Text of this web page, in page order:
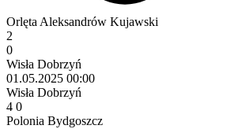
Orlęta Aleksandrów Kujawski
2
0
Wisła Dobrzyń
01.05.2025 00:00
Wisła Dobrzyń
4 0
Polonia Bydgoszcz